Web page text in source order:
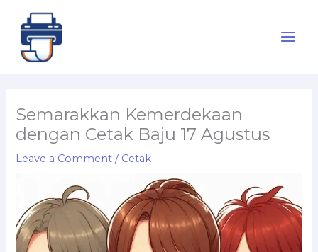
content
Semarakkan Kemerdekaan
dengan Cetak Baju 17 Agustus
Leave a Comment / Cetak